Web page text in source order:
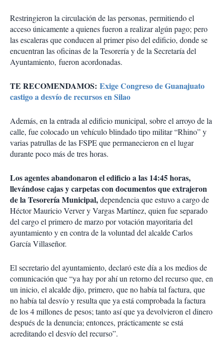
Restringieron la circulación de las personas, permitiendo el
acceso únicamente a quienes fueron a realizar algún pago; pero
las escaleras que conducen al primer piso del edificio, donde se
encuentran las oficinas de la Tesorería y de la Secretaría del
Ayuntamiento, fueron acordonadas.
TE RECOMENDAMOS: Exige Congreso de Guanajuato
castigo a desvío de recursos en Silao
Además, en la entrada al edificio municipal, sobre el arroyo de la
calle, fue colocado un vehículo blindado tipo militar “Rhino” y
varias patrullas de las FSPE que permanecieron en el lugar
durante poco más de tres horas.
Los agentes abandonaron el edificio a las 14:45 horas,
llevándose cajas y carpetas con documentos que extrajeron
de la Tesorería Municipal,dependencia que estuvo a cargo de
Héctor Mauricio Verver y Vargas Martínez, quien fue separado
del cargo el primero de marzo por votación mayoritaria del
ayuntamiento y en contra de la voluntad del alcalde Carlos
García Villaseñor.
El secretario del ayuntamiento, declaró este día a los medios de
comunicación que “ya hay por ahí un retorno del recurso que, en
un inicio, el alcalde dijo, primero, que no había tal factura, que
no había tal desvío y resulta que ya está comprobada la factura
de los 4 millones de pesos; tanto así que ya devolvieron el dinero
después de la denuncia; entonces, prácticamente se está
acreditando el desvío del recurso”.